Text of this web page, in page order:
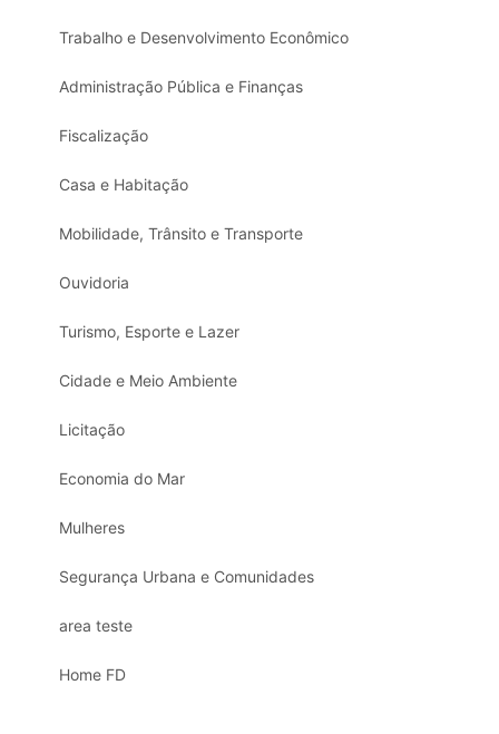
Trabalho e Desenvolvimento Econômico
Administração Pública e Finanças
Fiscalização
Casa e Habitação
Mobilidade, Trânsito e Transporte
Ouvidoria
Turismo, Esporte e Lazer
Cidade e Meio Ambiente
Licitação
Economia do Mar
Mulheres
Segurança Urbana e Comunidades
area teste
Home FD